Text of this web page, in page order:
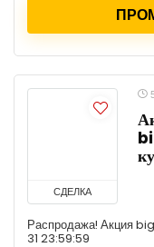
СДЕЛКА
Распродажа! Акция
31 23:59:59